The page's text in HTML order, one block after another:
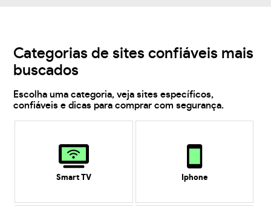
Categorias de sites confiáveis mais
buscados
Escolha uma categoria, veja sites específicos,
confiáveis e dicas para comprar com segurança.
Smart TV Iphone